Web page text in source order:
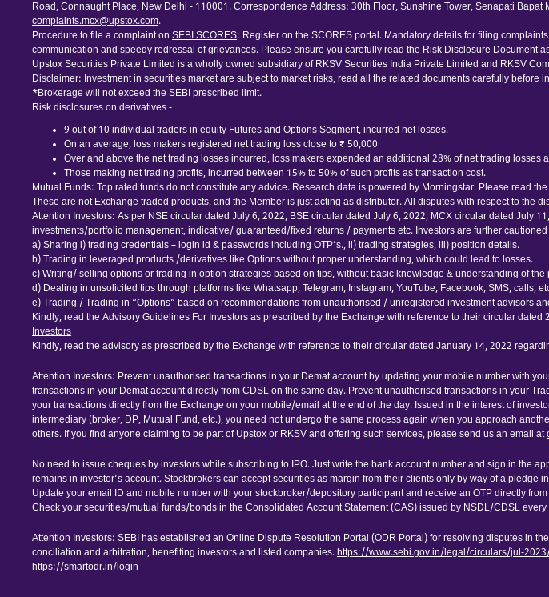
Road, Connaught Place, New Delhi - 110001. Correspondence Address: 30th Floor, Sunshine Tower, Senapati
complaints.mcx@upstox.com.
Procedure to file a complaint on SEBI SCORES: Register on the SCORES portal. Mandatory details for filing
communication and speedy redressal of grievances. Please ensure you carefully read the Risk Disclosure Document
Upstox Securities Private Limited is a wholly owned subsidiary of RKSV Securities India Private Limited and RKSV
Disclaimer: Investment in securities market are subject to market risks, read all the related documents carefully before
*Brokerage will not exceed the SEBI prescribed limit.
Risk disclosures on derivatives -
9 out of 10 individual traders in equity Futures and Options Segment, incurred net losses.
On an average, loss makers registered net trading loss close to ₹ 50,000
Over and above the net trading losses incurred, loss makers expended an additional 28% of net trading losses
Those making net trading profits, incurred between 15% to 50% of such profits as transaction cost.
Mutual Funds: Top rated funds do not constitute any advice. Research data is powered by Morningstar. Please read
These are not Exchange traded products, and the Member is just acting as distributor. All disputes with respect to
Attention Investors: As per NSE circular dated July 6, 2022, BSE circular dated July 6, 2022, MCX circular dated July
investments/portfolio management, indicative/ guaranteed/fixed returns / payments etc. Investors are further
a) Sharing i) trading credentials – login id & passwords including OTP’s., ii) trading strategies, iii) position details.
b) Trading in leveraged products /derivatives like Options without proper understanding, which could lead to losses.
c) Writing/ selling options or trading in option strategies based on tips, without basic knowledge & understanding of the
d) Dealing in unsolicited tips through platforms like Whatsapp, Telegram, Instagram, YouTube, Facebook, SMS, calls,
e) Trading / Trading in “Options” based on recommendations from unauthorised / unregistered investment advisors
Kindly, read the Advisory Guidelines For Investors as prescribed by the Exchange with reference to their circular
Investors
Kindly, read the advisory as prescribed by the Exchange with reference to their circular dated January 14, 2022
Attention Investors: Prevent unauthorised transactions in your Demat account by updating your mobile number with
transactions in your Demat account directly from CDSL on the same day. Prevent unauthorised transactions in your
your transactions directly from the Exchange on your mobile/email at the end of the day. Issued in the interest of
intermediary (broker, DP, Mutual Fund, etc.), you need not undergo the same process again when you approach
others. If you find anyone claiming to be part of Upstox or RKSV and offering such services, please send us an email at
No need to issue cheques by investors while subscribing to IPO. Just write the bank account number and sign in the
remains in investor’s account. Stockbrokers can accept securities as margin from their clients only by way of a pledge
Update your email ID and mobile number with your stockbroker/depository participant and receive an OTP directly
Check your securities/mutual funds/bonds in the Consolidated Account Statement (CAS) issued by NSDL/CDSL every
Attention Investors: SEBI has established an Online Dispute Resolution Portal (ODR Portal) for resolving disputes in
conciliation and arbitration, benefiting investors and listed companies.https://www.sebi.gov.in/legal/circulars/jul-
https://smartodr.in/login